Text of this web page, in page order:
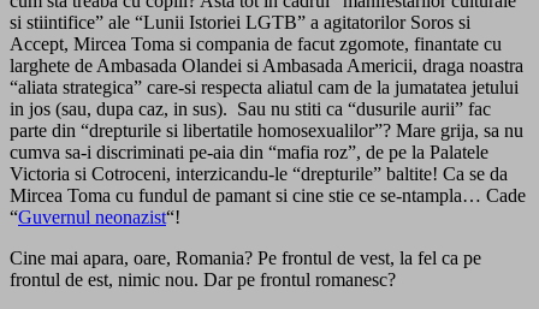
si stiintifice” ale “Lunii Istoriei LGTB” a agitatorilor Soros si
Accept, Mircea Toma si compania de facut zgomote, finantate cu
larghete de Ambasada Olandei si Ambasada Americii, draga noastra
“aliata strategica” care-si respecta aliatul cam de la jumatatea jetului
in jos (sau, dupa caz, in sus). Sau nu stiti ca “dusurile aurii” fac
parte din “drepturile si libertatile homosexualilor”? Mare grija, sa nu
cumva sa-i discriminati pe-aia din “mafia roz”, de pe la Palatele
Victoria si Cotroceni, interzicandu-le “drepturile” baltite! Ca se da
Mircea Toma cu fundul de pamant si cine stie ce se-ntampla… Cade
“Guvernul neonazist“!
Cine mai apara, oare, Romania? Pe frontul de vest, la fel ca pe
frontul de est, nimic nou. Dar pe frontul romanesc?